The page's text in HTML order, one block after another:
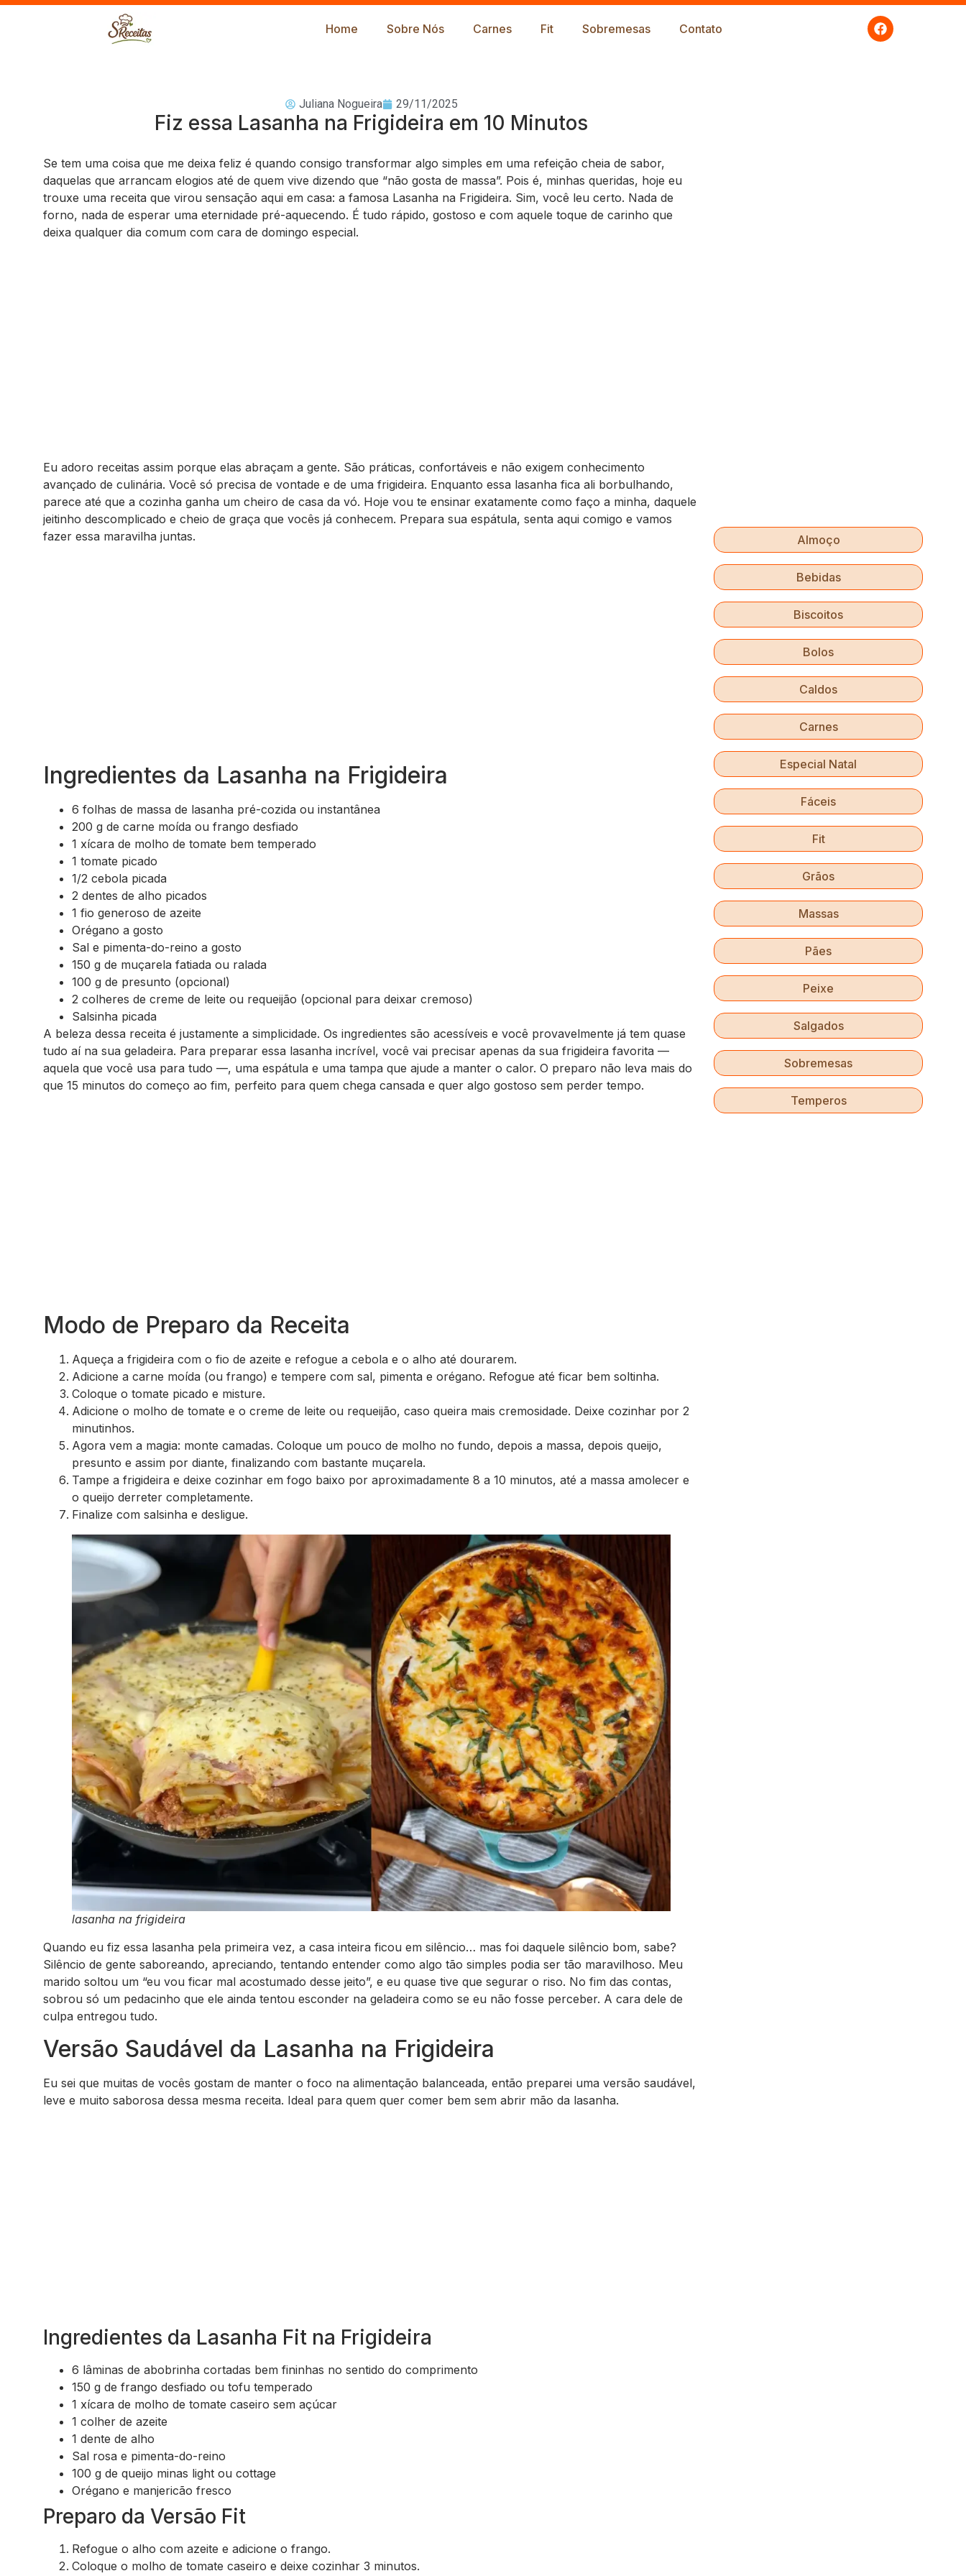
Home Sobre Nós Carnes Fit Sobremesas Contato
Juliana Nogueira 29/11/2025
Fiz essa Lasanha na Frigideira em 10 Minutos
Se tem uma coisa que me deixa feliz é quando consigo transformar algo simples em uma refeição cheia de sabor,
daquelas que arrancam elogios até de quem vive dizendo que “não gosta de massa”. Pois é, minhas queridas, hoje eu
trouxe uma receita que virou sensação aqui em casa: a famosa Lasanha na Frigideira. Sim, você leu certo. Nada de
forno, nada de esperar uma eternidade pré-aquecendo. É tudo rápido, gostoso e com aquele toque de carinho que
deixa qualquer dia comum com cara de domingo especial.
Eu adoro receitas assim porque elas abraçam a gente. São práticas, confortáveis e não exigem conhecimento
avançado de culinária. Você só precisa de vontade e de uma frigideira. Enquanto essa lasanha fica ali borbulhando,
parece até que a cozinha ganha um cheiro de casa da vó. Hoje vou te ensinar exatamente como faço a minha, daquele
jeitinho descomplicado e cheio de graça que vocês já conhecem. Prepara sua espátula, senta aqui comigo e vamos
fazer essa maravilha juntas.
Ingredientes da Lasanha na Frigideira
6 folhas de massa de lasanha pré-cozida ou instantânea
200 g de carne moída ou frango desfiado
1 xícara de molho de tomate bem temperado
1 tomate picado
1/2 cebola picada
2 dentes de alho picados
1 fio generoso de azeite
Orégano a gosto
Sal e pimenta-do-reino a gosto
150 g de muçarela fatiada ou ralada
100 g de presunto (opcional)
2 colheres de creme de leite ou requeijão (opcional para deixar cremoso)
Salsinha picada
A beleza dessa receita é justamente a simplicidade. Os ingredientes são acessíveis e você provavelmente já tem quase
tudo aí na sua geladeira. Para preparar essa lasanha incrível, você vai precisar apenas da sua frigideira favorita —
aquela que você usa para tudo —, uma espátula e uma tampa que ajude a manter o calor. O preparo não leva mais do
que 15 minutos do começo ao fim, perfeito para quem chega cansada e quer algo gostoso sem perder tempo.
Modo de Preparo da Receita
Aqueça a frigideira com o fio de azeite e refogue a cebola e o alho até dourarem.
Adicione a carne moída (ou frango) e tempere com sal, pimenta e orégano. Refogue até ficar bem soltinha.
Coloque o tomate picado e misture.
Adicione o molho de tomate e o creme de leite ou requeijão, caso queira mais cremosidade. Deixe cozinhar por 2
minutinhos.
Agora vem a magia: monte camadas. Coloque um pouco de molho no fundo, depois a massa, depois queijo,
presunto e assim por diante, finalizando com bastante muçarela.
Tampe a frigideira e deixe cozinhar em fogo baixo por aproximadamente 8 a 10 minutos, até a massa amolecer e
o queijo derreter completamente.
Finalize com salsinha e desligue.
lasanha na frigideira
Quando eu fiz essa lasanha pela primeira vez, a casa inteira ficou em silêncio… mas foi daquele silêncio bom, sabe?
Silêncio de gente saboreando, apreciando, tentando entender como algo tão simples podia ser tão maravilhoso. Meu
marido soltou um “eu vou ficar mal acostumado desse jeito”, e eu quase tive que segurar o riso. No fim das contas,
sobrou só um pedacinho que ele ainda tentou esconder na geladeira como se eu não fosse perceber. A cara dele de
culpa entregou tudo.
Versão Saudável da Lasanha na Frigideira
Eu sei que muitas de vocês gostam de manter o foco na alimentação balanceada, então preparei uma versão saudável,
leve e muito saborosa dessa mesma receita. Ideal para quem quer comer bem sem abrir mão da lasanha.
Ingredientes da Lasanha Fit na Frigideira
6 lâminas de abobrinha cortadas bem fininhas no sentido do comprimento
150 g de frango desfiado ou tofu temperado
1 xícara de molho de tomate caseiro sem açúcar
1 colher de azeite
1 dente de alho
Sal rosa e pimenta-do-reino
100 g de queijo minas light ou cottage
Orégano e manjericão fresco
Preparo da Versão Fit
Refogue o alho com azeite e adicione o frango.
Coloque o molho de tomate caseiro e deixe cozinhar 3 minutos.
Almoço
Bebidas
Biscoitos
Bolos
Caldos
Carnes
Especial Natal
Fáceis
Fit
Grãos
Massas
Pães
Peixe
Salgados
Sobremesas
Temperos